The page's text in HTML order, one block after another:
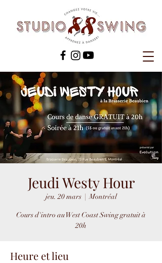
Jeudi Westy Hour
jeu. 20 mars
  |
Montréal
Cours d'intro au West Coast Swing gratuit à
20h
Heure et lieu